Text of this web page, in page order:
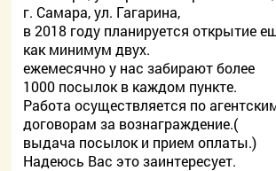
г. Самара, ул. Гагарина,
в 2018 году планируется открытие
как минимум двух.
ежемесячно у нас забирают более
1000 посылок в каждом пункте.
Работа осуществляется по
договорам за вознаграждение.(
выдача посылок и прием оплаты.)
Надеюсь Вас это заинтересует.